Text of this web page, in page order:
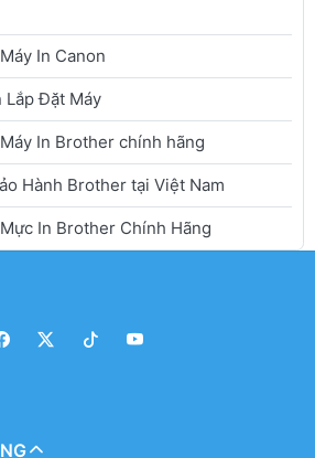
In Canon
Lắp Đặt Máy
In Brother chính hãng
Hành Brother tại Việt Nam
In Brother Chính Hãng